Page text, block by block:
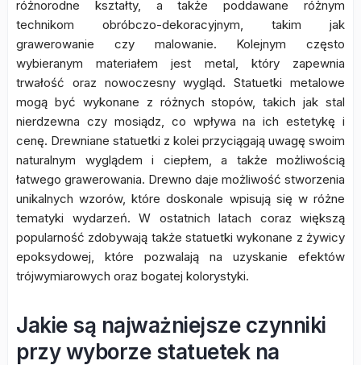
różnorodne kształty, a także poddawane różnym
technikom obróbczo-dekoracyjnym, takim jak
grawerowanie czy malowanie. Kolejnym często
wybieranym materiałem jest metal, który zapewnia
trwałość oraz nowoczesny wygląd. Statuetki metalowe
mogą być wykonane z różnych stopów, takich jak stal
nierdzewna czy mosiądz, co wpływa na ich estetykę i
cenę. Drewniane statuetki z kolei przyciągają uwagę swoim
naturalnym wyglądem i ciepłem, a także możliwością
łatwego grawerowania. Drewno daje możliwość stworzenia
unikalnych wzorów, które doskonale wpisują się w różne
tematyki wydarzeń. W ostatnich latach coraz większą
popularność zdobywają także statuetki wykonane z żywicy
epoksydowej, które pozwalają na uzyskanie efektów
trójwymiarowych oraz bogatej kolorystyki.
Jakie są najważniejsze czynniki
przy wyborze statuetek na